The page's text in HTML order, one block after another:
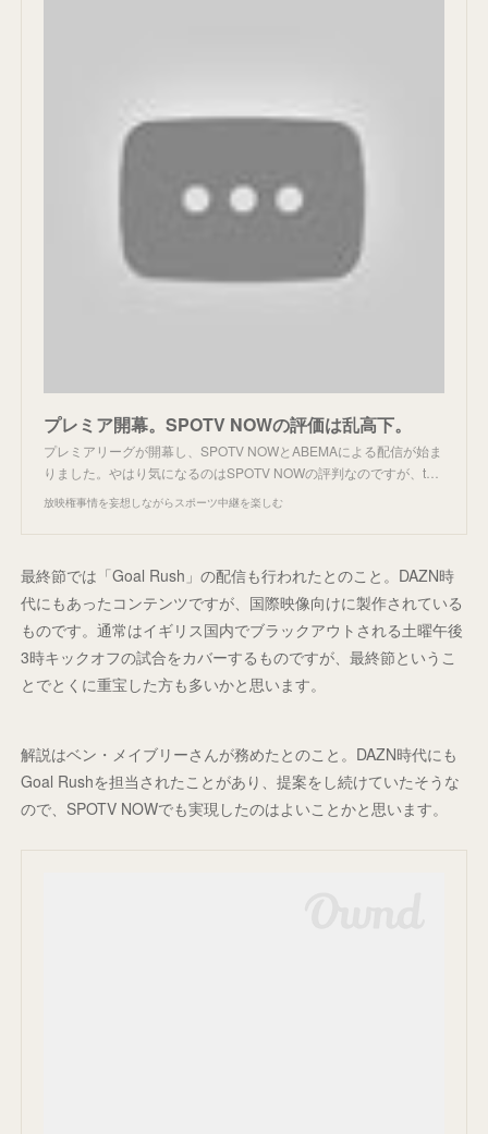
プレミア開幕。SPOTV NOWの評価は乱高下。
プレミアリーグが開幕し、SPOTV NOWとABEMAによる配信が始ま
りました。やはり気になるのはSPOTV NOWの評判なのですが、t…
放映権事情を妄想しながらスポーツ中継を楽しむ
最終節では「Goal Rush」の配信も行われたとのこと。DAZN時
代にもあったコンテンツですが、国際映像向けに製作されている
ものです。通常はイギリス国内でブラックアウトされる土曜午後
3時キックオフの試合をカバーするものですが、最終節というこ
とでとくに重宝した方も多いかと思います。
解説はベン・メイブリーさんが務めたとのこと。DAZN時代にも
Goal Rushを担当されたことがあり、提案をし続けていたそうな
ので、SPOTV NOWでも実現したのはよいことかと思います。